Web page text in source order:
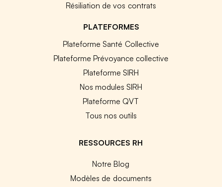
Résiliation de vos contrats
PLATEFORMES
Plateforme Santé Collective
Plateforme Prévoyance collective
Plateforme SIRH
Nos modules SIRH
Plateforme QVT
Tous nos outils
RESSOURCES RH
Notre Blog
Modèles de documents